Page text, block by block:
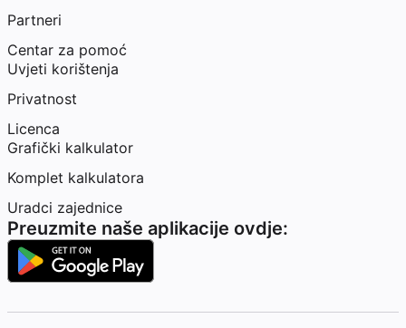
Partneri
Centar za pomoć
Uvjeti korištenja
Privatnost
Licenca
Grafički kalkulator
Komplet kalkulatora
Uradci zajednice
Preuzmite naše aplikacije ovdje: